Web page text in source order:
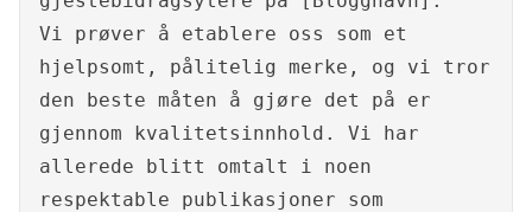
Vi prøver å etablere oss som et
hjelpsomt, pålitelig merke, og vi tror
den beste måten å gjøre det på er
gjennom kvalitetsinnhold. Vi har
allerede blitt omtalt i noen
respektable publikasjoner som